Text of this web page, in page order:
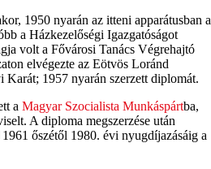
1950 nyarán az itteni apparátusban a
a Házkezelőségi Igazgatóságot
volt a Fővárosi Tanács Végrehajtó
elvégezte az Eötvös Loránd
1957 nyarán szerzett diplomát.
a Magyar Szocialista Munkáspártba,
A diploma megszerzése után
őszétől 1980. évi nyugdíjazásáig a